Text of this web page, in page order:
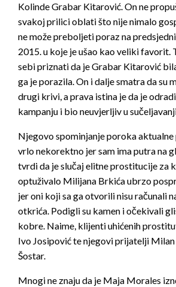
Kolinde Grabar Kitarović. On ne
svakoj prilici oblati što nije nimalo
ne može preboljeti poraz na
2015. u koje je ušao kao veliki favorit.
sebi priznati da je Grabar Kitarović
ga je porazila. On i dalje smatra da su
drugi krivi, a prava istina je da je
kampanju i bio neuvjerljiv u
Njegovo spominjanje poroka aktualne
vrlo nekorektno jer sam ima putra na
tvrdi da je slučaj elitne prostitucije za
optuživalo Milijana Brkića ubrzo
jer oni koji sa ga otvorili nisu računali
otkrića. Podigli su kamen i očekivali
kobre. Naime, klijenti uhićenih
Ivo Josipović te njegovi prijatelji
Šostar.
Mnogi ne znaju da je Maja Morales